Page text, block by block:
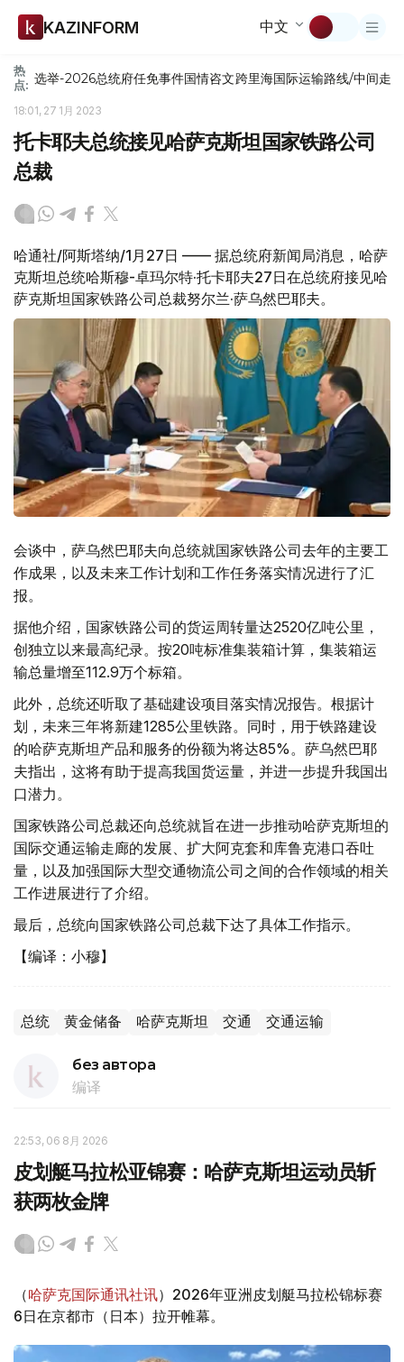
KAZINFORM 中文
热
点: 选举-2026总统府任免事件国情咨文跨里海国际运输路线/中间走廊
18:01, 27 1月 2023
托卡耶夫总统接见哈萨克斯坦国家铁路公司
总裁
哈通社/阿斯塔纳/1月27日 —— 据总统府新闻局消息，哈萨
克斯坦总统哈斯穆-卓玛尔特·托卡耶夫27日在总统府接见哈
萨克斯坦国家铁路公司总裁努尔兰·萨乌然巴耶夫。
会谈中，萨乌然巴耶夫向总统就国家铁路公司去年的主要工
作成果，以及未来工作计划和工作任务落实情况进行了汇
报。
据他介绍，国家铁路公司的货运周转量达2520亿吨公里，
创独立以来最高纪录。按20吨标准集装箱计算，集装箱运
输总量增至112.9万个标箱。
此外，总统还听取了基础建设项目落实情况报告。根据计
划，未来三年将新建1285公里铁路。同时，用于铁路建设
的哈萨克斯坦产品和服务的份额为将达85%。萨乌然巴耶
夫指出，这将有助于提高我国货运量，并进一步提升我国出
口潜力。
国家铁路公司总裁还向总统就旨在进一步推动哈萨克斯坦的
国际交通运输走廊的发展、扩大阿克套和库鲁克港口吞吐
量，以及加强国际大型交通物流公司之间的合作领域的相关
工作进展进行了介绍。
最后，总统向国家铁路公司总裁下达了具体工作指示。
【编译：小穆】
总统 黄金储备 哈萨克斯坦 交通 交通运输
без автора
编译
22:53, 06 8月 2026
皮划艇马拉松亚锦赛：哈萨克斯坦运动员斩
获两枚金牌
（哈萨克国际通讯社讯）2026年亚洲皮划艇马拉松锦标赛
6日在京都市（日本）拉开帷幕。